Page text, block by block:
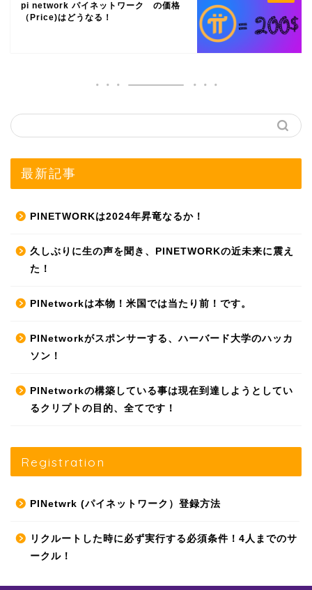
pi network パイネットワーク の価格
（Price)はどうなる！
最新記事
PINETWORKは2024年昇竜なるか！
久しぶりに生の声を聞き、PINETWORKの近未来に震え
た！
PINetworkは本物！米国では当たり前！です。
PINetworkがスポンサーする、ハーバード大学のハッカ
ソン！
PINetworkの構築している事は現在到達しようとしてい
るクリプトの目的、全てです！
Registration
PINetwrk (パイネットワーク）登録方法
リクルートした時に必ず実行する必須条件！4人までのサ
ークル！